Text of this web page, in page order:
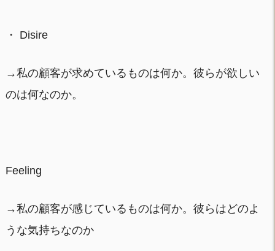
・ Disire
→私の顧客が求めているものは何か。彼らが欲しい
のは何なのか。
Feeling
→私の顧客が感じているものは何か。彼らはどのよ
うな気持ちなのか